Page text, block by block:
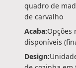
quadro de
de carvalho
Acaba:Opções
disponíveis
Design: